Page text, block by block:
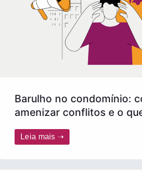
Barulho no condomínio:
amenizar conflitos e o
Leia mais ➝